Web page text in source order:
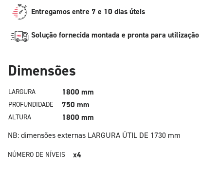
Entregamos entre 7 e 10 dias úteis
Solução fornecida montada e pronta para utilização
Dimensões
LARGURA 1800 mm
PROFUNDIDADE 750 mm
ALTURA
1800 mm
NB: dimensões externas LARGURA ÚTIL DE 1730 mm
NÚMERO DE NÍVEIS x4